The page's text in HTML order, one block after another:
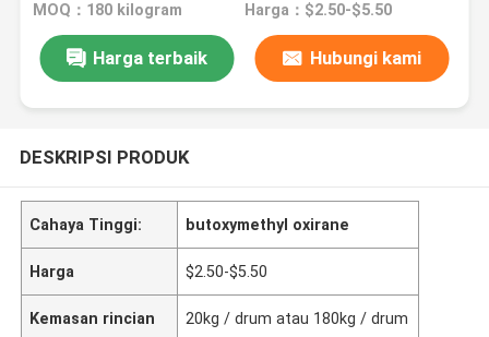
MOQ：180 kilogram Harga：$2.50-$5.50
Harga terbaik Hubungi kami
DESKRIPSI PRODUK
Cahaya Tinggi: butoxymethyl oxirane
Harga $2.50-$5.50
Kemasan rincian 20kg / drum atau 180kg / drum